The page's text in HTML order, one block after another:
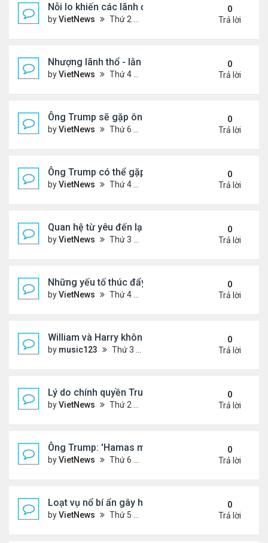
Nỗi lo khiến các lãnh đạo châu Âu tới Washington
byVietNews Thứ 2 Tháng 8 18, 2025 4:12 pm
0
Trả lời
Nhượng lãnh thổ - lằn ranh đỏ của Ukraine khi
byVietNews Thứ 4 Tháng 8 13, 2025 5:23 pm
0
Trả lời
Ông Trump sẽ gặp ông Putin tại Alaska vào tuần
byVietNews Thứ 6 Tháng 8 08, 2025 5:03 pm
0
Trả lời
Ông Trump có thể gặp ông Putin vào tuần tới
byVietNews Thứ 4 Tháng 8 06, 2025 4:29 pm
0
Trả lời
Quan hệ từ yêu đến lạnh nhạt của ông Trump với
byVietNews Thứ 3 Tháng 8 05, 2025 4:59 pm
0
Trả lời
Những yếu tố thúc đẩy Thái Lan - Campuchia
byVietNews Thứ 4 Tháng 7 30, 2025 5:43 pm
0
Trả lời
William và Harry không thừa kế nơi mẹ yên nghỉ!
by music123 Thứ 3 Tháng 7 29, 2025 5:03 pm
0
Trả lời
Lý do chính quyền Trump khó truy tố ông Obama
byVietNews Thứ 2 Tháng 7 28, 2025 5:24 pm
0
Trả lời
Ông Trump: 'Hamas muốn chết thay vì ngừng bắn'
byVietNews Thứ 6 Tháng 7 25, 2025 5:40 pm
0
Trả lời
Loạt vụ nổ bí ẩn gây hoang mang ở Iran
byVietNews Thứ 5 Tháng 7 24, 2025 3:50 pm
0
Trả lời